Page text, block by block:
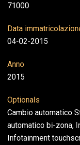
71000
Data
04-02-2015
Anno
2015
Optionals
Cambio automatico
automatico bi-zona,
Infotainment